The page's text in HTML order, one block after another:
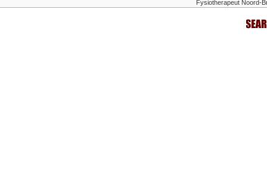
Fysiotherapeut Noord-